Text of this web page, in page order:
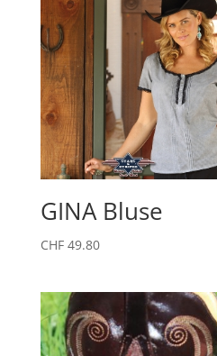
GINA Bluse
CHF49.80